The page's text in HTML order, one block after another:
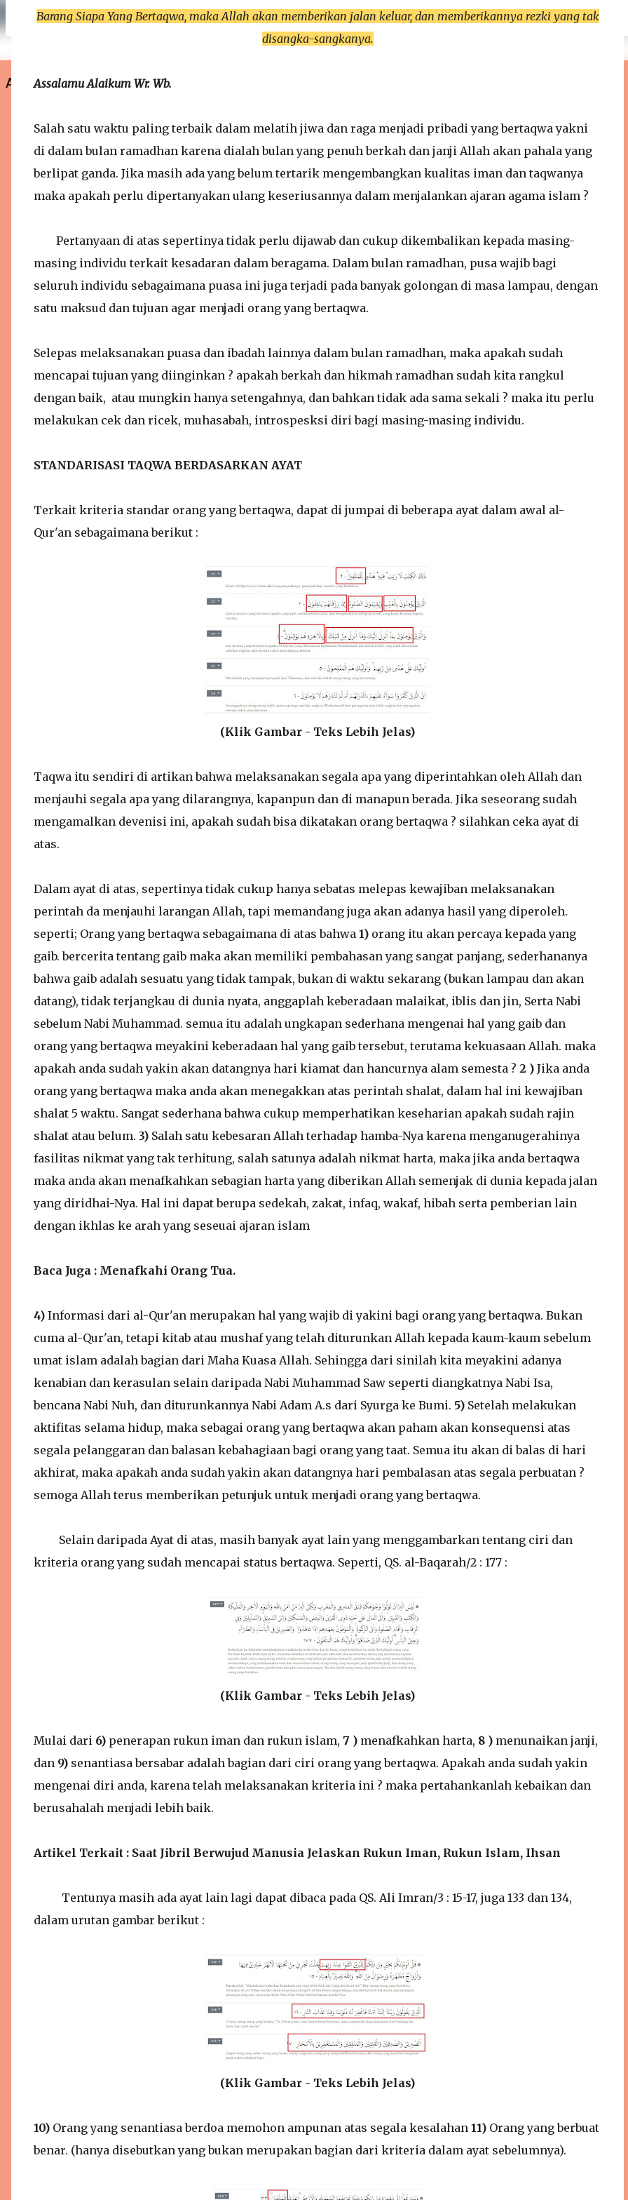
ARTIKEL UNGGULAN
Barang Siapa Yang Bertaqwa, maka Allah akan memberikan jalan keluar, dan memberikannya rezki yang tak
disangka-sangkanya.
Assalamu Alaikum Wr. Wb.
Salah satu waktu paling terbaik dalam melatih jiwa dan raga menjadi pribadi yang bertaqwa yakni
di dalam bulan ramadhan karena dialah bulan yang penuh berkah dan janji Allah akan pahala yang
berlipat ganda. Jika masih ada yang belum tertarik mengembangkan kualitas iman dan taqwanya
maka apakah perlu dipertanyakan ulang keseriusannya dalam menjalankan ajaran agama islam ?
Pertanyaan di atas sepertinya tidak perlu dijawab dan cukup dikembalikan kepada masing-
masing individu terkait kesadaran dalam beragama. Dalam bulan ramadhan, pusa wajib bagi
seluruh individu sebagaimana puasa ini juga terjadi pada banyak golongan di masa lampau, dengan
satu maksud dan tujuan agar menjadi orang yang bertaqwa.
Selepas melaksanakan puasa dan ibadah lainnya dalam bulan ramadhan, maka apakah sudah
mencapai tujuan yang diinginkan ? apakah berkah dan hikmah ramadhan sudah kita rangkul
dengan baik, atau mungkin hanya setengahnya, dan bahkan tidak ada sama sekali ? maka itu perlu
melakukan cek dan ricek, muhasabah, introspesksi diri bagi masing-masing individu.
STANDARISASI TAQWA BERDASARKAN AYAT
Terkait kriteria standar orang yang bertaqwa, dapat di jumpai di beberapa ayat dalam awal al-
Qur'an sebagaimana berikut :
(Klik Gambar - Teks Lebih Jelas)
Taqwa itu sendiri di artikan bahwa melaksanakan segala apa yang diperintahkan oleh Allah dan
menjauhi segala apa yang dilarangnya, kapanpun dan di manapun berada. Jika seseorang sudah
mengamalkan devenisi ini, apakah sudah bisa dikatakan orang bertaqwa ? silahkan ceka ayat di
atas.
Dalam ayat di atas, sepertinya tidak cukup hanya sebatas melepas kewajiban melaksanakan
perintah da menjauhi larangan Allah, tapi memandang juga akan adanya hasil yang diperoleh.
seperti; Orang yang bertaqwa sebagaimana di atas bahwa 1) orang itu akan percaya kepada yang
gaib. bercerita tentang gaib maka akan memiliki pembahasan yang sangat panjang, sederhananya
bahwa gaib adalah sesuatu yang tidak tampak, bukan di waktu sekarang (bukan lampau dan akan
datang), tidak terjangkau di dunia nyata, anggaplah keberadaan malaikat, iblis dan jin, Serta Nabi
sebelum Nabi Muhammad. semua itu adalah ungkapan sederhana mengenai hal yang gaib dan
orang yang bertaqwa meyakini keberadaan hal yang gaib tersebut, terutama kekuasaan Allah. maka
apakah anda sudah yakin akan datangnya hari kiamat dan hancurnya alam semesta ? 2 ) Jika anda
orang yang bertaqwa maka anda akan menegakkan atas perintah shalat, dalam hal ini kewajiban
shalat 5 waktu. Sangat sederhana bahwa cukup memperhatikan keseharian apakah sudah rajin
shalat atau belum. 3) Salah satu kebesaran Allah terhadap hamba-Nya karena menganugerahinya
fasilitas nikmat yang tak terhitung, salah satunya adalah nikmat harta, maka jika anda bertaqwa
maka anda akan menafkahkan sebagian harta yang diberikan Allah semenjak di dunia kepada jalan
yang diridhai-Nya. Hal ini dapat berupa sedekah, zakat, infaq, wakaf, hibah serta pemberian lain
dengan ikhlas ke arah yang seseuai ajaran islam
Baca Juga : Menafkahi Orang Tua.
4) Informasi dari al-Qur'an merupakan hal yang wajib di yakini bagi orang yang bertaqwa. Bukan
cuma al-Qur'an, tetapi kitab atau mushaf yang telah diturunkan Allah kepada kaum-kaum sebelum
umat islam adalah bagian dari Maha Kuasa Allah. Sehingga dari sinilah kita meyakini adanya
kenabian dan kerasulan selain daripada Nabi Muhammad Saw seperti diangkatnya Nabi Isa,
bencana Nabi Nuh, dan diturunkannya Nabi Adam A.s dari Syurga ke Bumi. 5) Setelah melakukan
aktifitas selama hidup, maka sebagai orang yang bertaqwa akan paham akan konsequensi atas
segala pelanggaran dan balasan kebahagiaan bagi orang yang taat. Semua itu akan di balas di hari
akhirat, maka apakah anda sudah yakin akan datangnya hari pembalasan atas segala perbuatan ?
semoga Allah terus memberikan petunjuk untuk menjadi orang yang bertaqwa.
Selain daripada Ayat di atas, masih banyak ayat lain yang menggambarkan tentang ciri dan
kriteria orang yang sudah mencapai status bertaqwa. Seperti, QS. al-Baqarah/2 : 177 :
(Klik Gambar - Teks Lebih Jelas)
Mulai dari 6) penerapan rukun iman dan rukun islam, 7 ) menafkahkan harta, 8 ) menunaikan janji,
dan 9) senantiasa bersabar adalah bagian dari ciri orang yang bertaqwa. Apakah anda sudah yakin
mengenai diri anda, karena telah melaksanakan kriteria ini ? maka pertahankanlah kebaikan dan
berusahalah menjadi lebih baik.
Artikel Terkait : Saat Jibril Berwujud Manusia Jelaskan Rukun Iman, Rukun Islam, Ihsan
Tentunya masih ada ayat lain lagi dapat dibaca pada QS. Ali Imran/3 : 15-17, juga 133 dan 134,
dalam urutan gambar berikut :
(Klik Gambar - Teks Lebih Jelas)
10) Orang yang senantiasa berdoa memohon ampunan atas segala kesalahan 11) Orang yang berbuat
benar. (hanya disebutkan yang bukan merupakan bagian dari kriteria dalam ayat sebelumnya).